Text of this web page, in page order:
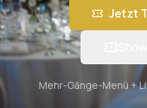
Jetzt
Mehr-Gänge-Menü +